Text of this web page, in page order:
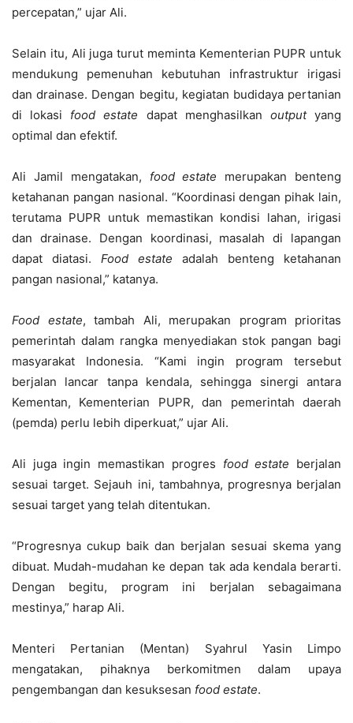
percepatan,” ujar Ali.
Selain itu, Ali juga turut meminta Kementerian PUPR untuk
mendukung pemenuhan kebutuhan infrastruktur irigasi
dan drainase. Dengan begitu, kegiatan budidaya pertanian
di lokasi food estate dapat menghasilkan outputyang
optimal dan efektif.
Ali Jamil mengatakan, food estate merupakan benteng
ketahanan pangan nasional. “Koordinasi dengan pihak lain,
terutama PUPR untuk memastikan kondisi lahan, irigasi
dan drainase. Dengan koordinasi, masalah di lapangan
dapat diatasi. Food estate adalah benteng ketahanan
pangan nasional,” katanya.
Food estate, tambah Ali, merupakan program prioritas
pemerintah dalam rangka menyediakan stok pangan bagi
masyarakat Indonesia. “Kami ingin program tersebut
berjalan lancar tanpa kendala, sehingga sinergi antara
Kementan, Kementerian PUPR, dan pemerintah daerah
(pemda) perlu lebih diperkuat,” ujar Ali.
Ali juga ingin memastikan progres food estate berjalan
sesuai target. Sejauh ini, tambahnya, progresnya berjalan
sesuai target yang telah ditentukan.
“Progresnya cukup baik dan berjalan sesuai skema yang
dibuat. Mudah-mudahan ke depan tak ada kendala berarti.
Dengan begitu, program ini berjalan sebagaimana
mestinya,” harap Ali.
Menteri Pertanian (Mentan) Syahrul Yasin Limpo
mengatakan, pihaknya berkomitmen dalam upaya
pengembangan dan kesuksesan food estate.